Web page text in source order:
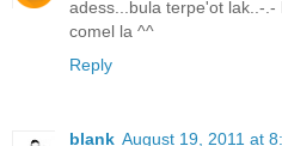
adess...bula terpe'ot lak..-.-
comel la ^^
Reply
blank August 19, 2011 at